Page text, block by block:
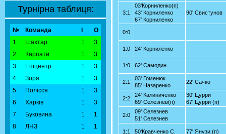
Турнірна таблиця:
№ Команда
О
1
Шахтар 1
3
2
Карпати 1
3
3
Епіцентр 1
3
4
Зоря 1
3
5
Полісся 1
3
6
Харків 1
3
7
Буковина 1
1
8
ЛНЗ 1
1
3:1
03'Корниленко(п)
43' Корниленко
67' Корниленко
90' Свистунов
0:0
1:0 24' Корниленко
1:0 62' Самодин
2:1
03' Гоменюк
85' Назаренко
22' Сачко
2:2
24' Калиниченко
69' Селезнев(п)
30' Цурри
67' Цурри (п)
2:0
09' Селезнев
51' Селезнев
1:1 50'Кравченко С. 77' Янузи (п)